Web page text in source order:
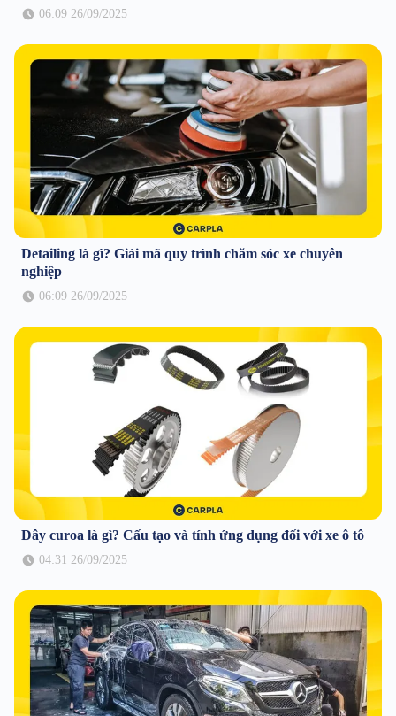
06:09 26/09/2025
Detailing là gì? Giải mã quy trình chăm sóc xe chuyên
nghiệp
06:09 26/09/2025
Dây curoa là gì? Cấu tạo và tính ứng dụng đối với xe ô tô
04:31 26/09/2025